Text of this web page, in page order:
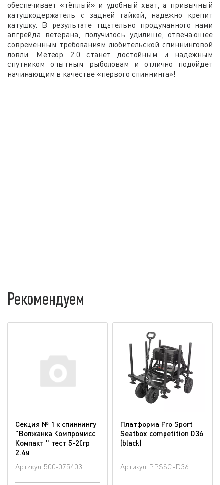
обеспечивает «тёплый» и удобный хват, а привычный
катушкодержатель с задней гайкой, надежно крепит
катушку. В результате тщательно продуманного нами
апгрейда ветерана, получилось удилище, отвечающее
современным требованиям любительской спиннинговой
ловли. Метеор 2.0 станет достойным и надежным
спутником опытным рыболовам и отлично подойдет
начинающим в качестве «первого спиннинга»!
Рекомендуем
Секция № 1 к спиннингу
"Волжанка Компромисс
Компакт " тест 5-20гр
2.4м
Артикул 500-075403
Платформа Pro Sport
Seatbox competition D36
(blaсk)
Артикул PPSSC-D36